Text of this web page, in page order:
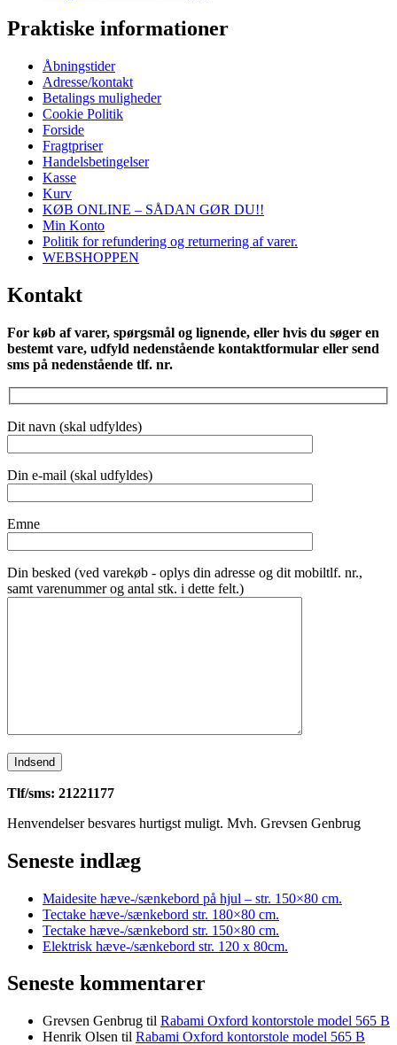
Praktiske informationer
Åbningstider
Adresse/kontakt
Betalings muligheder
Cookie Politik
Forside
Fragtpriser
Handelsbetingelser
Kasse
Kurv
KØB ONLINE – SÅDAN GØR DU!!
Min Konto
Politik for refundering og returnering af varer.
WEBSHOPPEN
Kontakt
For køb af varer, spørgsmål og lignende, eller hvis du søger en
bestemt vare, udfyld nedenstående kontaktformular eller send
sms på nedenstående tlf. nr.
Dit navn (skal udfyldes)
Din e-mail (skal udfyldes)
Emne
Din besked (ved varekøb - oplys din adresse og dit mobiltlf. nr.,
samt varenummer og antal stk. i dette felt.)
Tlf/sms: 21221177
Henvendelser besvares hurtigst muligt. Mvh. Grevsen Genbrug
Seneste indlæg
Maidesite hæve-/sænkebord på hjul – str. 150×80 cm.
Tectake hæve-/sænkebord str. 180×80 cm.
Tectake hæve-/sænkebord str. 150×80 cm.
Elektrisk hæve-/sænkebord str. 120 x 80cm.
Seneste kommentarer
Grevsen Genbrug til Rabami Oxford kontorstole model 565 B
Henrik Olsen til Rabami Oxford kontorstole model 565 B